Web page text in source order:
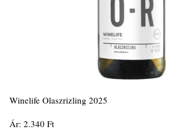
Winelife Olaszrizling 2025
Ár: 2.340 Ft